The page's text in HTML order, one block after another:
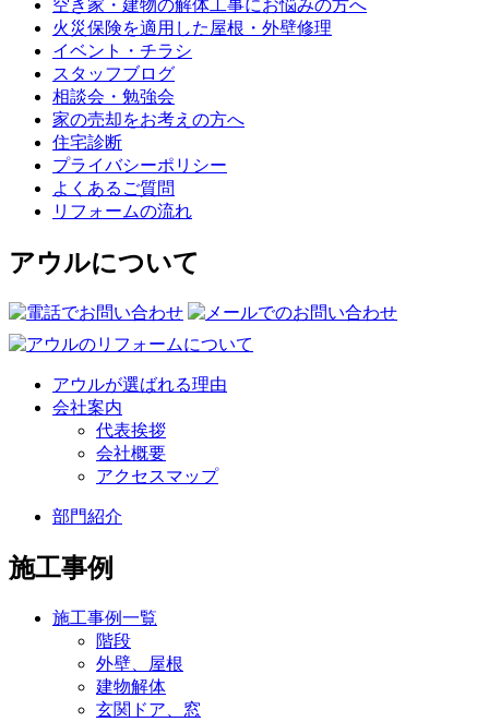
空き家・建物の解体工事にお悩みの方へ
火災保険を適用した屋根・外壁修理
イベント・チラシ
スタッフブログ
相談会・勉強会
家の売却をお考えの方へ
住宅診断
プライバシーポリシー
よくあるご質問
リフォームの流れ
アウルについて
アウルが選ばれる理由
会社案内
代表挨拶
会社概要
アクセスマップ
部門紹介
施工事例
施工事例一覧
階段
外壁、屋根
建物解体
玄関ドア、窓